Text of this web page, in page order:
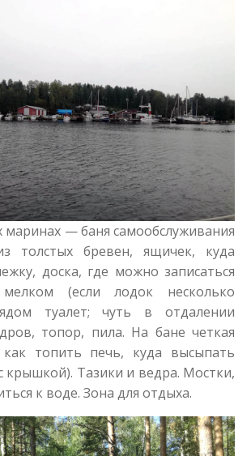
маринах — баня самообслуживания
толстых бревен, ящичек, куда
доска, где можно записаться
(если лодок несколько
туалет; чуть в отдалении
топор, пила. На бане четкая
как топить печь, куда высыпать
крышкой). Тазики и ведра. Мостки,
к воде. Зона для отдыха.